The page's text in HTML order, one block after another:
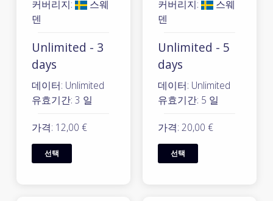
커버리지:
스웨
덴
Unlimited - 3
days
데이터: Unlimited
유효기간: 3 일
가격: 12,00 €
선택
커버리지:
스웨
덴
Unlimited - 5
days
데이터: Unlimited
유효기간: 5 일
가격: 20,00 €
선택